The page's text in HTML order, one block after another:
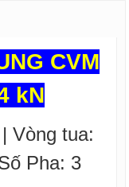
CVM
kN
Vòng tua:
Pha: 3